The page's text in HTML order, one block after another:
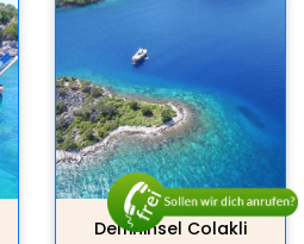
Delfininsel Colakli